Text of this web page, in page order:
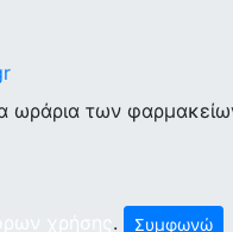
ωράρια των
. Συμφωνώ